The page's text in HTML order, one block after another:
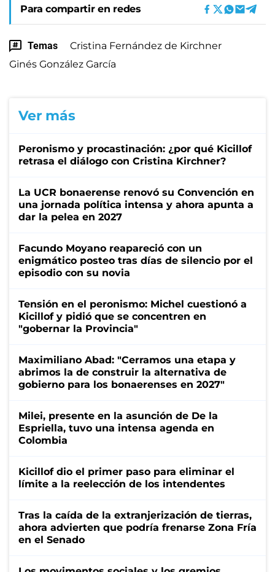
Para compartir en redes
Temas
Cristina Fernández de Kirchner
Ginés González García
Ver más
Peronismo y procastinación: ¿por qué Kicillof
retrasa el diálogo con Cristina Kirchner?
La UCR bonaerense renovó su Convención en
una jornada política intensa y ahora apunta a
dar la pelea en 2027
Facundo Moyano reapareció con un
enigmático posteo tras días de silencio por el
episodio con su novia
Tensión en el peronismo: Michel cuestionó a
Kicillof y pidió que se concentren en
"gobernar la Provincia"
Maximiliano Abad: "Cerramos una etapa y
abrimos la de construir la alternativa de
gobierno para los bonaerenses en 2027"
Milei, presente en la asunción de De la
Espriella, tuvo una intensa agenda en
Colombia
Kicillof dio el primer paso para eliminar el
límite a la reelección de los intendentes
Tras la caída de la extranjerización de tierras,
ahora advierten que podría frenarse Zona Fría
en el Senado